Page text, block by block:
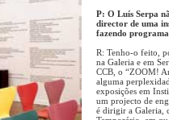
P: O Luís Serpa
director de uma
fazendo
R: Tenho-o feito,
na Galeria e em
CCB, o “ZOOM!
alguma
exposições em
um projecto de
é dirigir a Galeria,